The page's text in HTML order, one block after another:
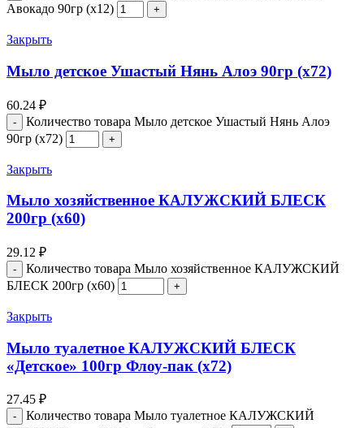
Авокадо 90гр (х12)
Закрыть
Мыло детское Ушастый Нянь Алоэ 90гр (х72)
60.24 ₽
Количество товара Мыло детское Ушастый Нянь Алоэ
90гр (х72)
Закрыть
Мыло хозяйственное КАЛУЖСКИЙ БЛЕСК
200гр (х60)
29.12 ₽
Количество товара Мыло хозяйственное КАЛУЖСКИЙ
БЛЕСК 200гр (х60)
Закрыть
Мыло туалетное КАЛУЖСКИЙ БЛЕСК
«Детское» 100гр Флоу-пак (х72)
27.45 ₽
Количество товара Мыло туалетное КАЛУЖСКИЙ